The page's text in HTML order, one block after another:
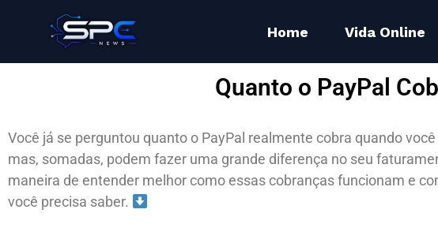
Home Vida Online
Quanto o PayPal
Você já se perguntou quanto o PayPal realmente cobra quando
mas, somadas, podem fazer uma grande diferença no seu
maneira de entender melhor como essas cobranças funcionam e
você precisa saber.